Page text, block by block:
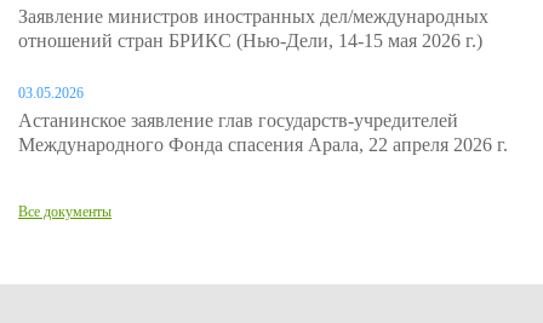
Заявление министров иностранных дел/международных
отношений стран БРИКС (Нью-Дели, 14-15 мая 2026 г.)
03.05.2026
Астанинское заявление глав государств-учредителей
Международного Фонда спасения Арала, 22 апреля 2026 г.
Все документы